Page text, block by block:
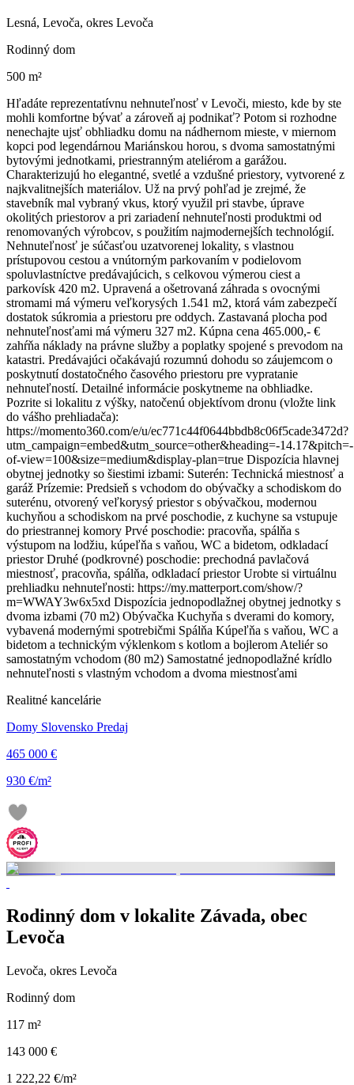
Lesná, Levoča, okres Levoča
Rodinný dom
500 m²
Hľadáte reprezentatívnu nehnuteľnosť v Levoči, miesto, kde by ste
mohli komfortne bývať a zároveň aj podnikať? Potom si rozhodne
nenechajte ujsť obhliadku domu na nádhernom mieste, v miernom
kopci pod legendárnou Mariánskou horou, s dvoma samostatnými
bytovými jednotkami, priestranným ateliérom a garážou.
Charakterizujú ho elegantné, svetlé a vzdušné priestory, vytvorené z
najkvalitnejších materiálov. Už na prvý pohľad je zrejmé, že
stavebník mal vybraný vkus, ktorý využil pri stavbe, úprave
okolitých priestorov a pri zariadení nehnuteľnosti produktmi od
renomovaných výrobcov, s použitím najmodernejších technológií.
Nehnuteľnosť je súčasťou uzatvorenej lokality, s vlastnou
prístupovou cestou a vnútorným parkovaním v podielovom
spoluvlastníctve predávajúcich, s celkovou výmerou ciest a
parkovísk 420 m2. Upravená a ošetrovaná záhrada s ovocnými
stromami má výmeru veľkorysých 1.541 m2, ktorá vám zabezpečí
dostatok súkromia a priestoru pre oddych. Zastavaná plocha pod
nehnuteľnosťami má výmeru 327 m2. Kúpna cena 465.000,- €
zahŕňa náklady na právne služby a poplatky spojené s prevodom na
katastri. Predávajúci očakávajú rozumnú dohodu so záujemcom o
poskytnutí dostatočného časového priestoru pre vypratanie
nehnuteľností. Detailné informácie poskytneme na obhliadke.
Pozrite si lokalitu z výšky, natočenú objektívom dronu (vložte link
do vášho prehliadača):
https://momento360.com/e/u/ec771c44f0644bbdb8c06f5cade3472d?
utm_campaign=embed&utm_source=other&heading=-
of-view=100&size=medium&display-plan=true Dispozícia hlavnej
obytnej jednotky so šiestimi izbami: Suterén: Technická miestnosť a
garáž Prízemie: Predsieň s vchodom do obývačky a schodiskom do
suterénu, otvorený veľkorysý priestor s obývačkou, modernou
kuchyňou a schodiskom na prvé poschodie, z kuchyne sa vstupuje
do priestrannej komory Prvé poschodie: pracovňa, spálňa s
výstupom na lodžiu, kúpeľňa s vaňou, WC a bidetom, odkladací
priestor Druhé (podkrovné) poschodie: prechodná pavlačová
miestnosť, pracovňa, spálňa, odkladací priestor Urobte si virtuálnu
prehliadku nehnuteľnosti: https://my.matterport.com/show/?
m=WWAY3w6x5xd Dispozícia jednopodlažnej obytnej jednotky s
dvoma izbami (70 m2) Obývačka Kuchyňa s dverami do komory,
vybavená modernými spotrebičmi Spálňa Kúpeľňa s vaňou, WC a
bidetom a technickým výklenkom s kotlom a bojlerom Ateliér so
samostatným vchodom (80 m2) Samostatné jednopodlažné krídlo
nehnuteľnosti s vlastným vchodom a dvoma miestnosťami
Realitné kancelárie
Domy Slovensko Predaj
465 000 €
930 €/m²
Rodinný dom v lokalite Závada, obec
Levoča
Levoča, okres Levoča
Rodinný dom
117 m²
143 000 €
1 222,22 €/m²